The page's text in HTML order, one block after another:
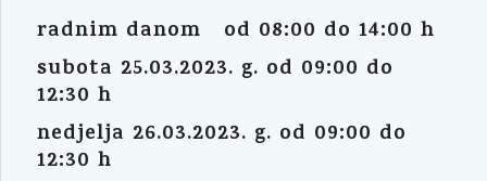
radnim danom od 08:00 do 14:00 h
subota 25.03.2023. g. od 09:00 do
12:30 h
nedjelja 26.03.2023. g. od 09:00 do
12:30 h